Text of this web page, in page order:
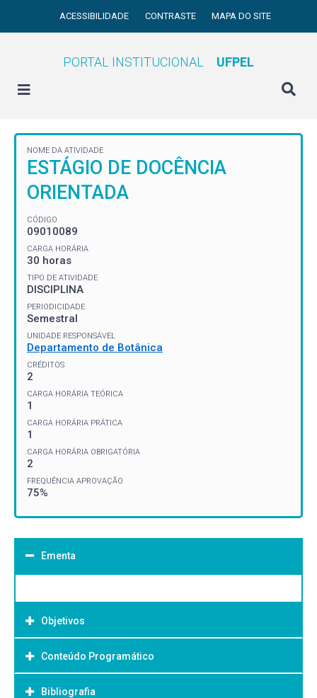
ACESSIBILIDADE CONTRASTE MAPA DO SITE
PORTAL INSTITUCIONAL UFPEL
NOME DA ATIVIDADE
ESTÁGIO DE DOCÊNCIA
ORIENTADA
CÓDIGO
09010089
CARGA HORÁRIA
30 horas
TIPO DE ATIVIDADE
DISCIPLINA
PERIODICIDADE
Semestral
UNIDADE RESPONSÁVEL
Departamento de Botânica
CRÉDITOS
2
CARGA HORÁRIA TEÓRICA
1
CARGA HORÁRIA PRÁTICA
1
CARGA HORÁRIA OBRIGATÓRIA
2
FREQUÊNCIA APROVAÇÃO
75%
Ementa
Objetivos
Objetivo Geral:
Conteúdo Programático
Bibliografia